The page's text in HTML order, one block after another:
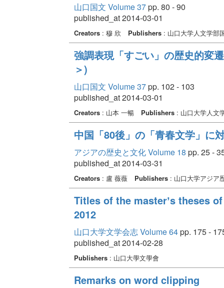
山口国文 Volume 37pp. 80 - 90
published_at 2014-03-01
Creators: 穆 欣 Publishers: 山口大学人文学部
強調表現「すごい」の歴史的変
＞)
山口国文 Volume 37pp. 102 - 103
published_at 2014-03-01
Creators: 山本 一暢 Publishers: 山口大学人文
中国「80後」の「青春文学」に
アジアの歴史と文化 Volume 18 pp. 25 -
published_at 2014-03-31
Creators: 盧 薇薇 Publishers: 山口大学アジア
Titles of the masterʼs theses
2012
山口大学文学会志 Volume 64pp. 175 -
published_at 2014-02-28
Publishers: 山口大學文學會
Remarks on word clipping